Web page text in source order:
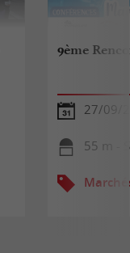
9ème
27/09/
55 m -